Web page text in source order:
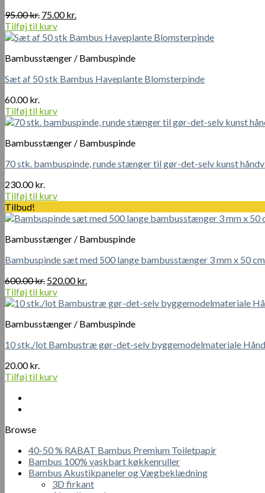
95.00kr. Den
oprindelige
pris
95.00 kr..
75.00kr.
pris
75.00 kr..
Tilføj til kurv
Bambusstænger / Bambuspinde
Sæt af 50 stk Bambus Haveplante Blomsterpinde
60.00kr.
Tilføj til kurv
Bambusstænger / Bambuspinde
70 stk. bambuspinde, runde stænger til gør-det-selv kunst
230.00kr.
Tilføj til kurv
Tilbud!
Bambusstænger / Bambuspinde
Bambuspinde sæt med 500 lange bambusstænger 3 mm x 50 cm
600.00kr. Den
oprindelige
pris
600.00 kr..
520.00kr.
pris
520.00 kr..
Tilføj til kurv
Bambusstænger / Bambuspinde
10 stk./lot Bambustræ gør-det-selv byggemodelmateriale
20.00kr.
Tilføj til kurv
Browse
40-50 % RABAT Bambus Premium Toiletpapir
Bambus 100% vaskbart køkkenruller
Bambus Akustikpaneler og Vægbeklædning
3D firkant